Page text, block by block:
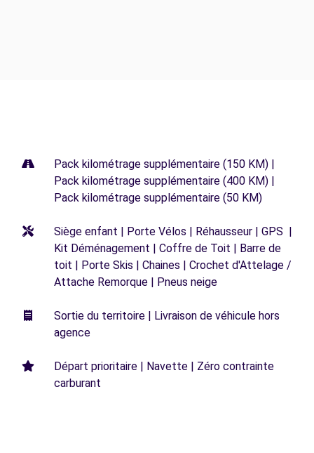
Pack kilométrage supplémentaire (150 KM) |
Pack kilométrage supplémentaire (400 KM) |
Pack kilométrage supplémentaire (50 KM)
Siège enfant | Porte Vélos | Réhausseur | GPS |
Kit Déménagement | Coffre de Toit | Barre de
toit | Porte Skis | Chaines | Crochet d'Attelage /
Attache Remorque | Pneus neige
Sortie du territoire | Livraison de véhicule hors
agence
Départ prioritaire | Navette | Zéro contrainte
carburant